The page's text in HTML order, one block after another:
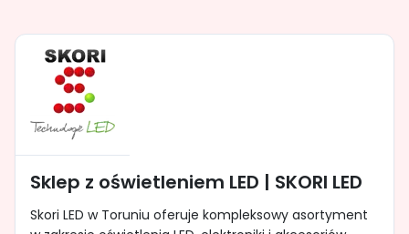
Sklep z oświetleniem LED | SKORI LED
Skori LED w Toruniu oferuje kompleksowy asortyment